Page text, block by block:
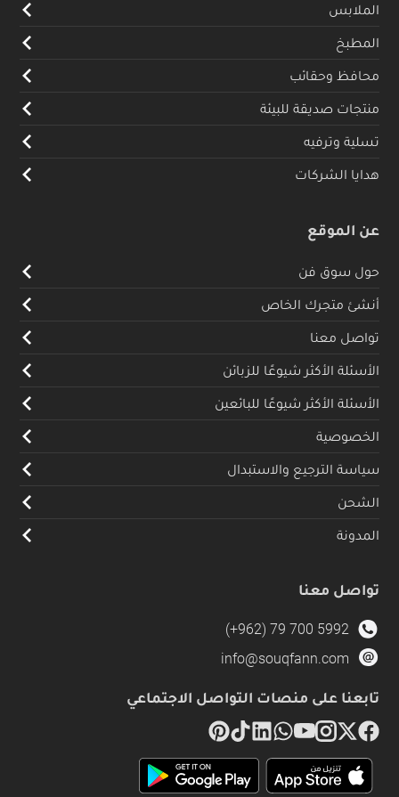
الملابس
المطبخ
محافظ وحقائب
منتجات صديقة للبيئة
تسلية وترفيه
هدايا الشركات
عن الموقع
حول سوق فن
أنشئ متجرك الخاص
تواصل معنا
الأسئلة الأكثر شيوعًا للزبائن
الأسئلة الأكثر شيوعًا للبائعين
الخصوصية
سياسة الترجيع والاستبدال
الشحن
المدونة
تواصل معنا
(+962) 79 700 5992
info@souqfann.com
تابعنا على منصات التواصل الاجتماعي